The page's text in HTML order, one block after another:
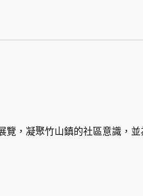
，凝聚竹山鎮的社區意識，